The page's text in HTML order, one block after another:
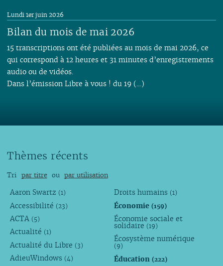
Bilan du mois de mai 2026
Lundi 1er juin 2026
15 transcriptions ont été publiées au mois de mai 2026, ce
qui correspond à 12 heures et 31 minutes d’enregistrements
audio ou de vidéos.
Dans l’émission Libre à vous ! du 19 (…)
Thèmes récents
Tri par titre ou par utilisation
Aaron Swartz (1)
Accessibilité (23)
ACTA (5)
Actualité (1)
Actualité du Libre (3)
AdieuWindows (4)
Droits humains (1)
Économie(159)
Économie sociale et
solidaire (19)
Écosystème numérique
(9)
Éducation(222)